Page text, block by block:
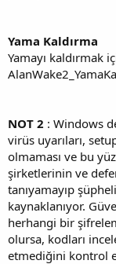
Yama Kaldırma
Yamayı kaldırmak
NOT 2 : Windows
virüs uyarıları,
olmaması ve bu
şirketlerinin ve
tanıyamayıp
kaynaklanıyor.
herhangi bir
olursa, kodları
etmediğini kontrol